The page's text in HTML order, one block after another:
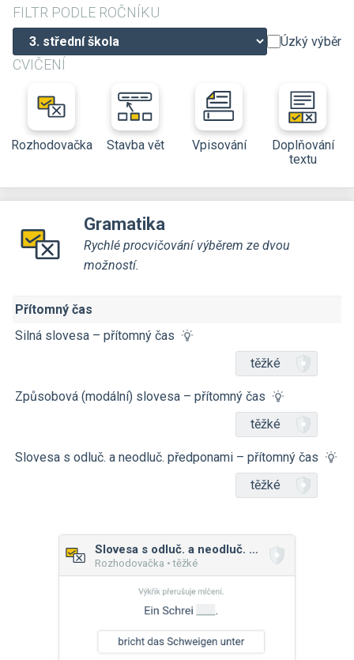
FILTR PODLE ROČNÍKU
Úzký výběr
CVIČENÍ
Rozhodovačka Stavba vět Vpisování
Doplňování
textu
Gramatika
Rychlé procvičování výběrem ze dvou
možností.
Přítomný čas
Silná slovesa – přítomný čas
těžké
Způsobová (modální) slovesa – přítomný čas
těžké
Slovesa s odluč. a neodluč. předponami – přítomný čas
těžké
Slovesa s odluč. a neodluč. předponami – přítomný čas
Rozhodovačka • těžké